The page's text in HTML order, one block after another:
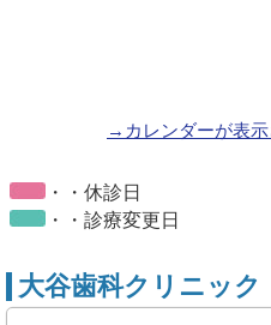
→カレンダーが表
・・休診日
・・診療変更日
大谷歯科クリニック